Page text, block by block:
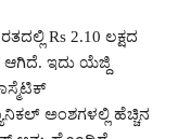
Rs 2.10 ಲಕ್ಷದ
ಇದು ಯೆಜ್ದಿ
ಅಂಶಗಳಲ್ಲಿ ಹೆಚ್ಚಿನ